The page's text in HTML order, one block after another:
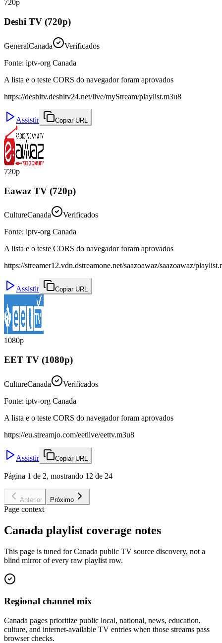
720p
Deshi TV (720p)
GeneralCanada
Verificados
Fonte: iptv-org Canada
A lista e o teste CORS do navegador foram aprovados
https://deshitv.deshitv24.net/live/myStream/playlist.m3u8
Assistir Copiar URL
720p
Eawaz TV (720p)
CultureCanada
Verificados
Fonte: iptv-org Canada
A lista e o teste CORS do navegador foram aprovados
https://streamer12.vdn.dstreamone.net/saazoawaz/saazoawaz/
Assistir Copiar URL
1080p
EET TV (1080p)
CultureCanada
Verificados
Fonte: iptv-org Canada
A lista e o teste CORS do navegador foram aprovados
https://eu.streamjo.com/eetlive/eettv.m3u8
Assistir Copiar URL
Página 1 de 2, mostrando 12 de 24
Anterior Próximo
Page context
Canada playlist coverage notes
This page is tuned for Canada public TV source discovery, not a
blind mirror of every raw playlist row.
Regional channel mix
Canada pages prioritize public local, national, news, education,
culture, and internet-available TV entries when those streams pass
browser checks.